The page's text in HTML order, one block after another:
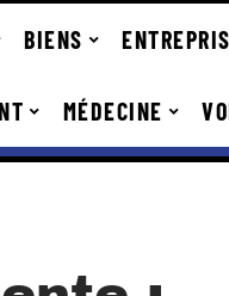
BIENS
MÉDECINE